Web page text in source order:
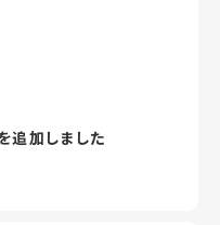
追加しました